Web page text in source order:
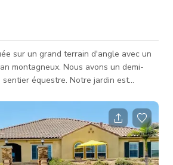
sur un grand terrain d'angle avec un
montagneux. Nous avons un demi-
sentier équestre. Notre jardin est
de palmiers. Un point focal est une
avec barbecue, green egg, 2
places assises pour 12 personnes !
grandes terrasses avec téléviseurs,